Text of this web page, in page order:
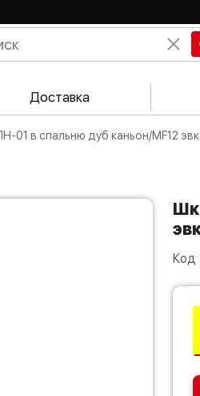
Доставка
01 в спальню дуб каньон/MF12
Шкаф пенал Олива ПН-01 в спальню дуб каньон/MF12
Код